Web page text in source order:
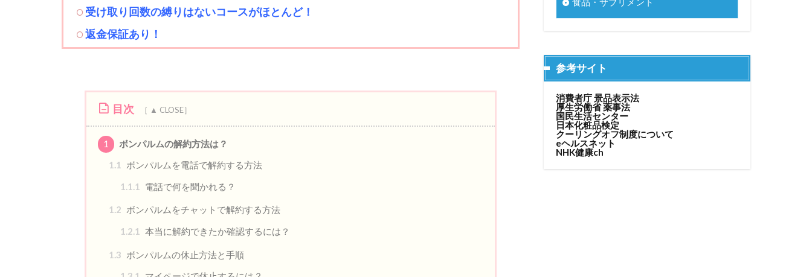
受け取り回数の縛りはないコースがほとんど！
返金保証あり！
目次
1
ボンパルムの解約方法は？
1.1
ボンパルムを電話で解約する方法
1.1.1
電話で何を聞かれる？
1.2 ボンパルムをチャットで解約する方法
1.2.1
本当に解約できたか確認するには？
1.3 ボンパルムの休止方法と手順
参考サイト
消費者庁 景品表示法
厚生労働省 薬事法
国民生活センター
日本化粧品検定
クーリングオフ制度について
eヘルスネット
NHK健康ch